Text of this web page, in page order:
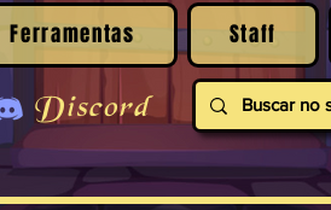
Ferramentas Staff
Discord